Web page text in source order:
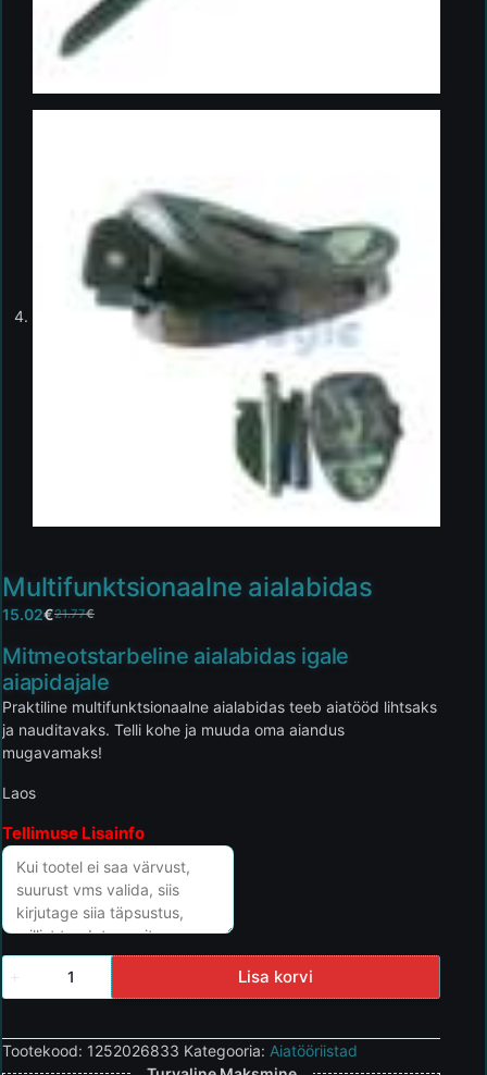
Multifunktsionaalne aialabidas
21.77€
15.02€
Mitmeotstarbeline aialabidas igale
aiapidajale
Praktiline multifunktsionaalne aialabidas teeb aiatööd lihtsaks
ja nauditavaks. Telli kohe ja muuda oma aiandus
mugavamaks!
Laos
Tellimuse Lisainfo
Lisa korvi
Tootekood: 1252026833 Kategooria: Aiatööriistad